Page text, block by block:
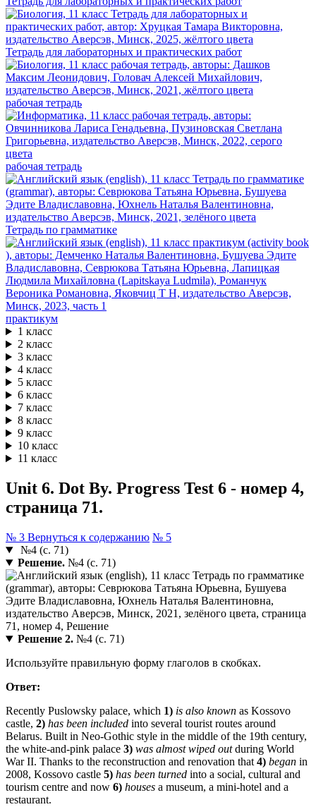
Тетрадь для лабораторных и практических работ
рабочая тетрадь
рабочая тетрадь
Тетрадь по грамматике
практикум
1 класс
2 класс
3 класс
4 класс
5 класс
6 класс
7 класс
8 класс
9 класс
10 класс
11 класс
Unit 6. Dot By. Progress Test 6 - номер 4,
страница 71.
№ 3 Вернуться к содержанию № 5
№4 (с. 71)
Решение.№4 (с. 71)
Решение 2.№4 (с. 71)
Используйте правильную форму глаголов в скобках.
Ответ:
Recently Puslowsky palace, which 1) is also known as Kossovo
castle, 2) has been included into several tourist routes around
Belarus. Built in Neo-Gothic style in the middle of the 19th century,
the white-and-pink palace 3) was almost wiped outduring World
War II. Thanks to the reconstruction and renovation that 4) began in
2008, Kossovo castle 5) has been turned into a social, cultural and
tourism centre and now 6) houses a museum, a mini-hotel and a
restaurant.